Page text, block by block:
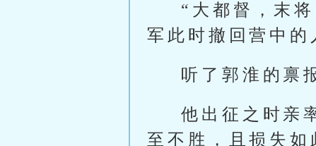
“大都督，末
军此时撤回营中
听了郭淮的禀
他出征之时亲
至不胜，且损失